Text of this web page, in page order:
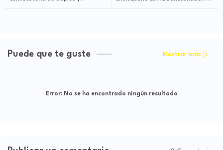
Puede que te guste Mostrar más
Error:No se ha encontrado ningún resultado